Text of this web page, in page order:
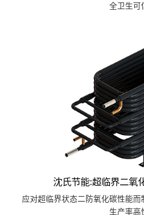
全卫生可
沈氏节能:超临界二氧
应对超临界状态二防氧化碳性能
生产率高